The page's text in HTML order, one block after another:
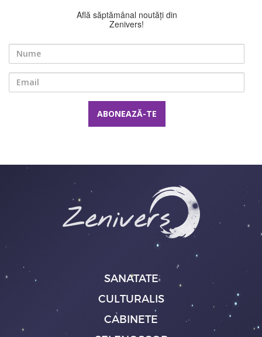
Află săptămânal noutăți din
Zenivers!
SANATATE
CULTURALIS
CABINETE